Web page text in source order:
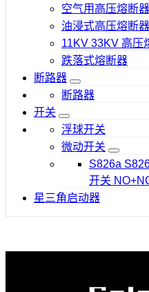
空气用高压熔断器
油浸式高压熔断器
11KV 33KV 高压
跌落式熔断器
断路器
断路器
开关
浮球开关
微动开关
S826a
开关
星三角启动器